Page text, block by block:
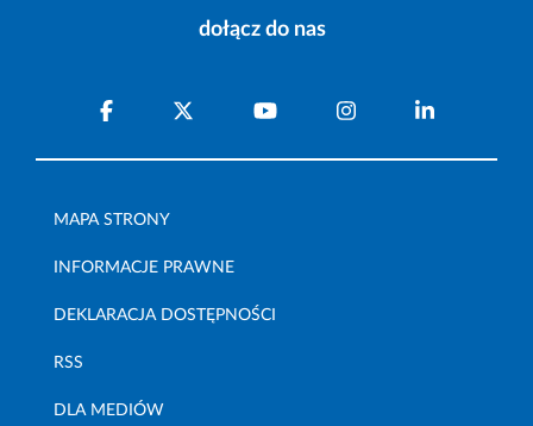
dołącz do nas
MAPA STRONY
INFORMACJE PRAWNE
DEKLARACJA DOSTĘPNOŚCI
RSS
DLA MEDIÓW